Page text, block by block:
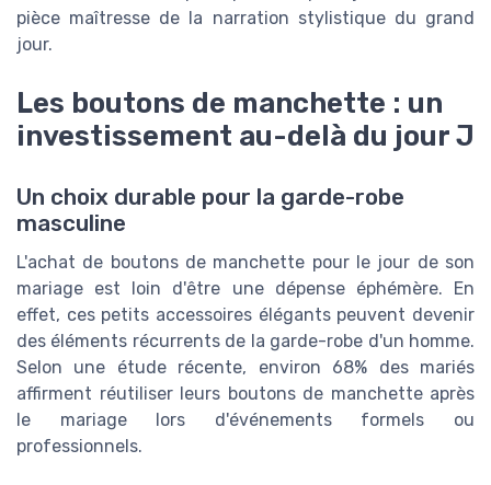
pièce maîtresse de la narration stylistique du grand
jour.
Les boutons de manchette : un
investissement au-delà du jour J
Un choix durable pour la garde-robe
masculine
L'achat de boutons de manchette pour le jour de son
mariage est loin d'être une dépense éphémère. En
effet, ces petits accessoires élégants peuvent devenir
des éléments récurrents de la garde-robe d'un homme.
Selon une étude récente, environ 68% des mariés
affirment réutiliser leurs boutons de manchette après
le mariage lors d'événements formels ou
professionnels.